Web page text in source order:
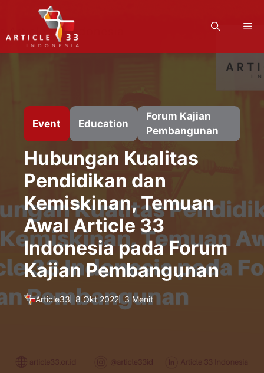
Langsung
isi
Event Education
Forum Kajian
Pembangunan
Hubungan Kualitas
Pendidikan dan
Kemiskinan, Temuan
Awal Article 33
Indonesia pada Forum
Kajian Pembangunan
Article33 8 Okt 2022 3 Menit